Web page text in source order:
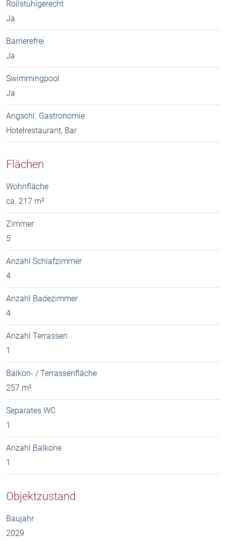
Rollstuhlgerecht
Ja
Barrierefrei
Ja
Swimmingpool
Ja
Angschl. Gastronomie
Hotelrestaurant, Bar
Flächen
Wohnfläche
ca. 217 m²
Zimmer
5
Anzahl Schlafzimmer
4
Anzahl Badezimmer
4
Anzahl Terrassen
1
Balkon- / Terrassenfläche
257 m²
Separates WC
1
Anzahl Balkone
1
Objektzustand
Baujahr
2029